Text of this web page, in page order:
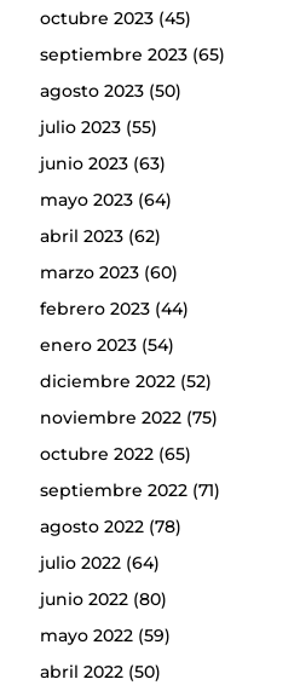
octubre 2023(45)
septiembre 2023(65)
agosto 2023(50)
julio 2023(55)
junio 2023(63)
mayo 2023(64)
abril 2023(62)
marzo 2023(60)
febrero 2023(44)
enero 2023(54)
diciembre 2022(52)
noviembre 2022(75)
octubre 2022(65)
septiembre 2022(71)
agosto 2022(78)
julio 2022(64)
junio 2022(80)
mayo 2022(59)
abril 2022(50)